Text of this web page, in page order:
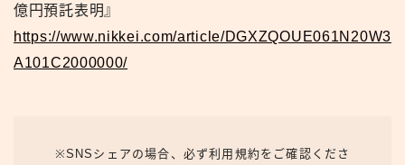
億円預託表明』
https://www.nikkei.com/article/DGXZQOUE061N20W3
A101C2000000/
※SNSシェアの場合、必ず利用規約をご確認くださ